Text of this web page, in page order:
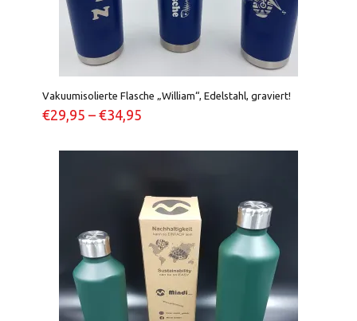
Vakuumisolierte Flasche „William“, Edelstahl, graviert!
€29,95 – €34,95